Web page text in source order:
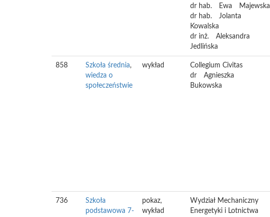
dr hab.
Ewa
Majewska
dr hab.
Jolanta
Kowalska
dr inż.
Aleksandra
Jedlińska
858 Szkoła średnia,
wiedza o
społeczeństwie
wykład
Collegium Civitas
dr
Agnieszka
Bukowska
736
Szkoła
podstawowa 7-
pokaz,
wykład
Wydział Mechaniczny
Energetyki i Lotnictwa